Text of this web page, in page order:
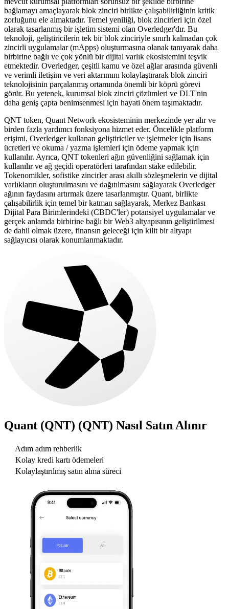
bağlamayı amaçlayarak blok zinciri birlikte çalışabilirliğinin kritik
zorluğunu ele almaktadır. Temel yeniliği, blok zincirleri için özel
olarak tasarlanmış bir işletim sistemi olan Overledger'dır. Bu
teknoloji, geliştiricilerin tek bir blok zinciriyle sınırlı kalmadan çok
zincirli uygulamalar (mApps) oluşturmasına olanak tanıyarak daha
birbirine bağlı ve çok yönlü bir dijital varlık ekosistemini teşvik
etmektedir. Overledger, çeşitli kamu ve özel ağlar arasında güvenli
ve verimli iletişim ve veri aktarımını kolaylaştırarak blok zinciri
teknolojisinin parçalanmış ortamında önemli bir köprü görevi
görür. Bu yetenek, kurumsal blok zinciri çözümleri ve DLT'nin
daha geniş çapta benimsenmesi için hayati önem taşımaktadır.
QNT token, Quant Network ekosisteminin merkezinde yer alır ve
birden fazla yardımcı fonksiyona hizmet eder. Öncelikle platform
erişimi, Overledger kullanan geliştiriciler ve işletmeler için lisans
ücretleri ve okuma / yazma işlemleri için ödeme yapmak için
kullanılır. Ayrıca, QNT tokenleri ağın güvenliğini sağlamak için
kullanılır ve ağ geçidi operatörleri tarafından stake edilebilir.
Tokenomikler, sofistike zincirler arası akıllı sözleşmelerin ve dijital
varlıkların oluşturulmasını ve dağıtılmasını sağlayarak Overledger
ağının faydasını artırmak üzere tasarlanmıştır. Quant, birlikte
çalışabilirlik için temel bir katman sağlayarak, Merkez Bankası
Dijital Para Birimlerindeki (CBDC'ler) potansiyel uygulamalar ve
gerçek anlamda birbirine bağlı bir Web3 altyapısının geliştirilmesi
de dahil olmak üzere, finansın geleceği için kilit bir altyapı
sağlayıcısı olarak konumlanmaktadır.
Quant (QNT) (QNT) Nasıl Satın Alınır
Adım adım rehberlik
Kolay kredi kartı ödemeleri
Kolaylaştırılmış satın alma süreci